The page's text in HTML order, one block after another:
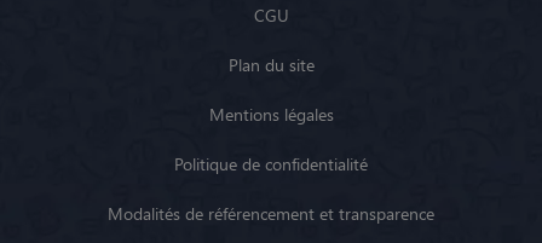
CGU
Plan du site
Mentions légales
Politique de confidentialité
Modalités de référencement et transparence